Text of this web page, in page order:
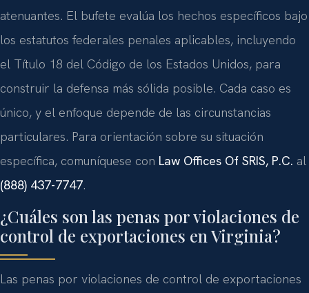
atenuantes. El bufete evalúa los hechos específicos bajo
los estatutos federales penales aplicables, incluyendo
el Título 18 del Código de los Estados Unidos, para
construir la defensa más sólida posible. Cada caso es
único, y el enfoque depende de las circunstancias
particulares. Para orientación sobre su situación
específica, comuníquese con Law Offices Of SRIS, P.C. al
(888) 437-7747.
¿Cuáles son las penas por violaciones de
control de exportaciones en Virginia?
Las penas por violaciones de control de exportaciones